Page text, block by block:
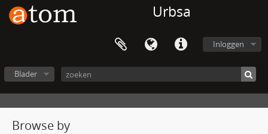
Urbsa
Inloggen
Blader
Browse by